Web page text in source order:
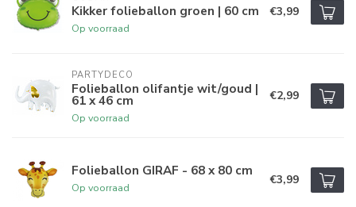
Kikker folieballon groen | 60 cm
Op voorraad
€3,99
PARTYDECO
Folieballon olifantje wit/goud |
61 x 46 cm
Op voorraad
€2,99
Folieballon GIRAF - 68 x 80 cm
Op voorraad
€3,99